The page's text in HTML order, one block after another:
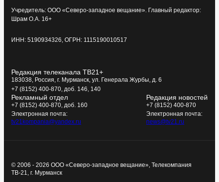
Учредитель: ООО «Северо-западное вещание». Главный редактор:
Шрам О.А. 16+
ИНН: 5190934326, ОГРН: 1115190010517
Редакция телеканала ТВ21+
183038, Россия, г. Мурманск, ул. Генерала Журбы, д. 6
+7 (8152) 400-870, доб. 146, 140
Рекламный отдел
+7 (8152) 400-870, доб. 160
Электронная почта:
tv21kompania@yandex.ru
Редакция новостей
+7 (8152) 400-870
Электронная почта:
news@tv21.ru
© 2006 - 2026 ООО «Северо-западное вещание», Телекомпания
ТВ-21, г. Мурманск